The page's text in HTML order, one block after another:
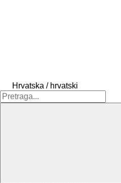
Hrvatska / hrvatski